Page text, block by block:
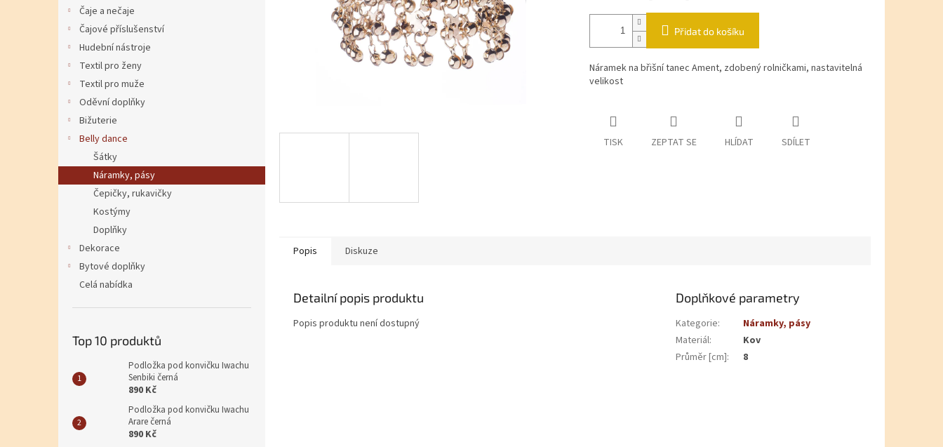
Čaje a nečaje
Čajové příslušenství
Hudební nástroje
Textil pro ženy
Textil pro muže
Oděvní doplňky
Bižuterie
Belly dance
Šátky
Náramky, pásy
Čepičky, rukavičky
Kostýmy
Doplňky
Dekorace
Bytové doplňky
Celá nabídka
Top 10 produktů
Podložka pod konvičku Iwachu
Senbiki černá
890 Kč
Podložka pod konvičku Iwachu
Arare černá
890 Kč
Přidat do košíku
Náramek na břišní tanec Ament, zdobený rolničkami, nastavitelná
velikost
TISK ZEPTAT SE HLÍDAT SDÍLET
Popis Diskuze
Detailní popis produktu
Popis produktu není dostupný
Doplňkové parametry
Kategorie:
Náramky, pásy
Materiál:
Kov
Průměr [cm]: 8